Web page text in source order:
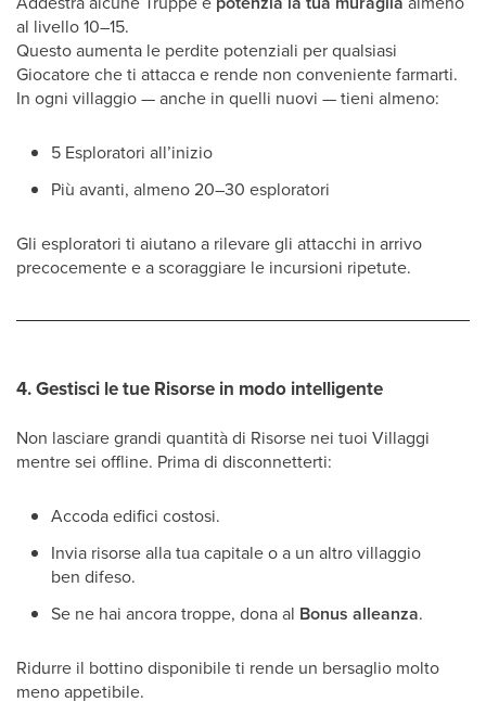
al livello 10–15.
Questo aumenta le perdite potenziali per qualsiasi
Giocatore che ti attacca e rende non conveniente farmarti.
In ogni villaggio — anche in quelli nuovi — tieni almeno:
5 Esploratori all’inizio
Più avanti, almeno 20–30 esploratori
Gli esploratori ti aiutano a rilevare gli attacchi in arrivo
precocemente e a scoraggiare le incursioni ripetute.
4. Gestisci le tue Risorse in modo intelligente
Non lasciare grandi quantità di Risorse nei tuoi Villaggi
mentre sei offline. Prima di disconnetterti:
Accoda edifici costosi.
Invia risorse alla tua capitale o a un altro villaggio
ben difeso.
Se ne hai ancora troppe, dona al Bonus alleanza.
Ridurre il bottino disponibile ti rende un bersaglio molto
meno appetibile.